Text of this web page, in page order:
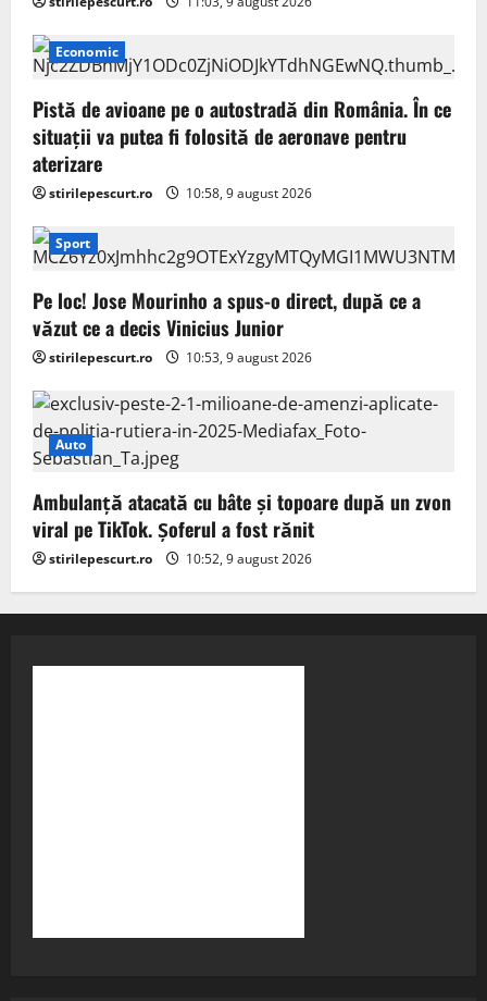
Economic
Pistă de avioane pe o autostradă din România. În ce
situații va putea fi folosită de aeronave pentru
aterizare
stirilepescurt.ro 10:58, 9 august 2026
Sport
Pe loc! Jose Mourinho a spus-o direct, după ce a
văzut ce a decis Vinicius Junior
stirilepescurt.ro 10:53, 9 august 2026
Auto
Ambulanță atacată cu bâte și topoare după un zvon
viral pe TikTok. Șoferul a fost rănit
stirilepescurt.ro 10:52, 9 august 2026